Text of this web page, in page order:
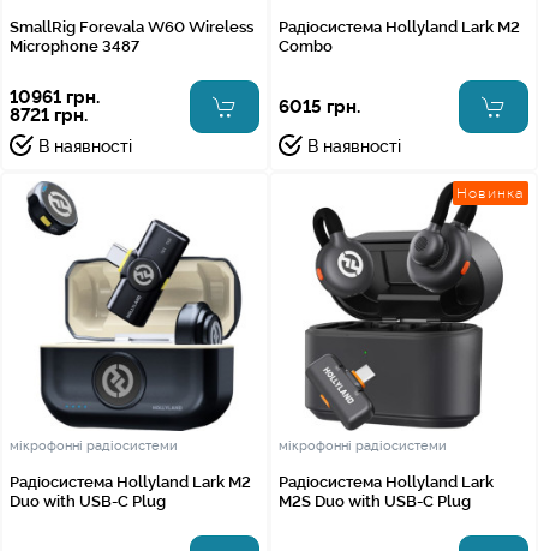
SmallRig Forevala W60 Wireless
Microphone 3487
10961 грн.
8721 грн.
В наявності
Радіосистема Hollyland Lark M2
Combo
6015 грн.
В наявності
мікрофонні радіосистеми
Радіосистема Hollyland Lark M2
Duo with USB-C Plug
Новинка
мікрофонні радіосистеми
Радіосистема Hollyland Lark
M2S Duo with USB-C Plug